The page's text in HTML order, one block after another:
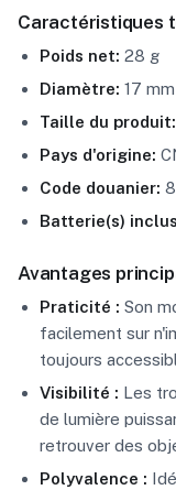
Caractéristiques
Poids net: 28 g
Diamètre: 17 mm
Taille du produit:
Pays d'origine:
Code douanier:
Batterie(s)
Avantages
Praticité : Son
facilement sur
toujours
Visibilité : Les
de lumière
retrouver des
Polyvalence :